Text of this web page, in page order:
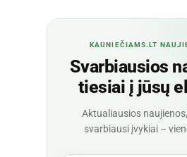
KAUNIEČIAMS.LT
Svarbiausios
tiesiai į jūsų
Aktualiausios
svarbiausi įvykiai –